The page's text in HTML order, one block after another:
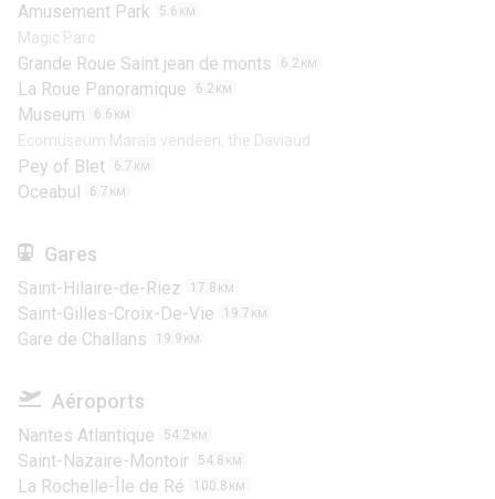
Amusement Park 5.6 KM
Magic Parc
Grande Roue Saint jean de monts 6.2 KM
La Roue Panoramique 6.2 KM
Museum 6.6 KM
Ecomuseum Marais vendeen, the Daviaud
Pey of Blet 6.7 KM
Oceabul 6.7 KM
Gares
Saint-Hilaire-de-Riez 17.8 KM
Saint-Gilles-Croix-De-Vie 19.7 KM
Gare de Challans 19.9 KM
Aéroports
Nantes Atlantique 54.2 KM
Saint-Nazaire-Montoir 54.8 KM
La Rochelle-Île de Ré 100.8 KM